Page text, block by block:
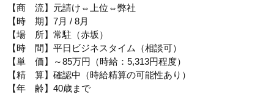
【商 流】元請け⇔上位⇔弊社
【時 期】7月 / 8月
【場 所】常駐（赤坂）
【時 間】平日ビジネスタイム（相談可）
【単 価】～85万円（時給：5,313円程度）
【精 算】確認中（時給精算の可能性あり）
【年 齢】40歳まで